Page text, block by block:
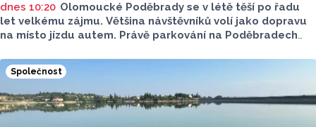
dnes 10:20 Olomoucké Poděbrady se v létě těší po řadu
let velkému zájmu. Většina návštěvníků volí jako dopravu
na místo jízdu autem. Právě parkování na Poděbradech
Na konci června vznikla na Facebooku stránka s názvem
Poděbrady bez závor a nelegálního parkovného, která
upozorňuje na nevyhovujcí situaci s parkováním
u oblíbeného olomouckého letoviska. Za iniciativou stojí
zastupitel města Olomouce, na jeho přání nebudeme
Společnost